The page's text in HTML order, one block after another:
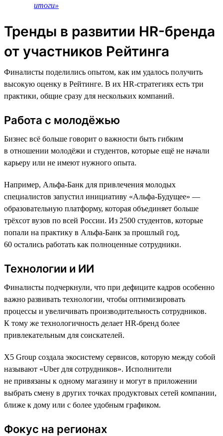
итоги»
Тренды в развитии HR-бренда
от участников Рейтинга
Финалисты поделились опытом, как им удалось получить
высокую оценку в Рейтинге. В их HR-стратегиях есть три
практики, общие сразу для нескольких компаний.
Работа с молодёжью
Бизнес всё больше говорит о важности быть гибким
в отношении молодёжи и студентов, которые ещё не начали
карьеру или не имеют нужного опыта.
Например, Альфа-Банк для привлечения молодых
специалистов запустил инициативу «Альфа-Будущее» —
образовательную платформу, которая объединяет больше
трёхсот вузов по всей России. Из 2500 студентов, которые
попали на практику в Альфа-Банк за прошлый год,
60 остались работать как полноценные сотрудники.
Технологии и ИИ
Финалисты подчеркнули, что при дефиците кадров особенно
важно развивать технологии, чтобы оптимизировать
процессы и увеличивать производительность сотрудников.
К тому же технологичность делает HR-бренд более
привлекательным для соискателей.
X5 Group создала экосистему сервисов, которую между собой
называют «Uber для сотрудников». Исполнители
не привязаны к одному магазину и могут в приложении
выбрать смену в других точках продуктовых сетей компании,
ближе к дому или с более удобным графиком.
Фокус на регионах